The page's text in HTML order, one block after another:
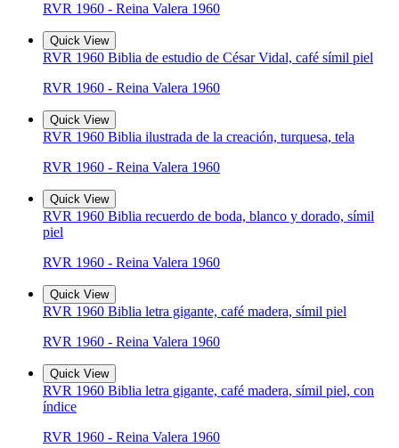
RVR 1960 - Reina Valera 1960
Quick View
RVR 1960 Biblia de estudio de César Vidal, café símil piel
RVR 1960 - Reina Valera 1960
Quick View
RVR 1960 Biblia ilustrada de la creación, turquesa, tela
RVR 1960 - Reina Valera 1960
Quick View
RVR 1960 Biblia recuerdo de boda, blanco y dorado, símil
piel
RVR 1960 - Reina Valera 1960
Quick View
RVR 1960 Biblia letra gigante, café madera, símil piel
RVR 1960 - Reina Valera 1960
Quick View
RVR 1960 Biblia letra gigante, café madera, símil piel, con
índice
RVR 1960 - Reina Valera 1960